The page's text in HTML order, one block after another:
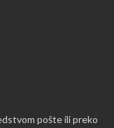
pošte ili preko